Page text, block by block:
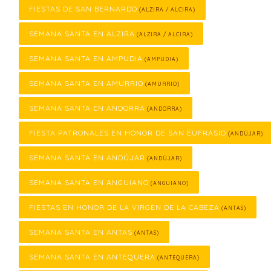
FIESTAS DE SAN BERNARDO (ALZIRA / ALCIRA)
SEMANA SANTA EN ALZIRA (ALZIRA / ALCIRA)
SEMANA SANTA EN AMPUDIA (AMPUDIA)
SEMANA SANTA EN AMURRIO (AMURRIO)
SEMANA SANTA EN ANDORRA (ANDORRA)
FIESTA PATRONALES EN HONOR DE SAN EUFRASIO (ANDÚJAR)
SEMANA SANTA EN ANDÚJAR (ANDÚJAR)
SEMANA SANTA EN ANGUIANO (ANGUIANO)
FIESTAS EN HONOR DE LA VIRGEN DE LA CABEZA (ANTAS)
SEMANA SANTA EN ANTAS (ANTAS)
SEMANA SANTA EN ANTEQUERA (ANTEQUERA)